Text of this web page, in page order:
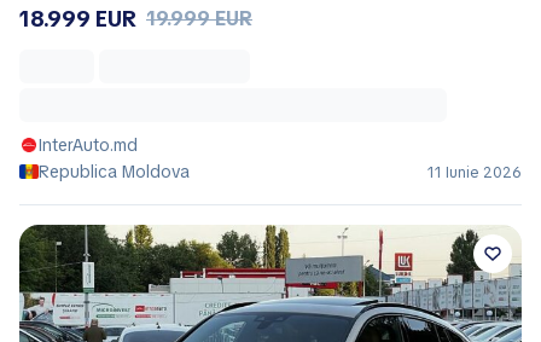
18.999 EUR 19.999 EUR
InterAuto.md
Republica Moldova
11 Iunie 2026